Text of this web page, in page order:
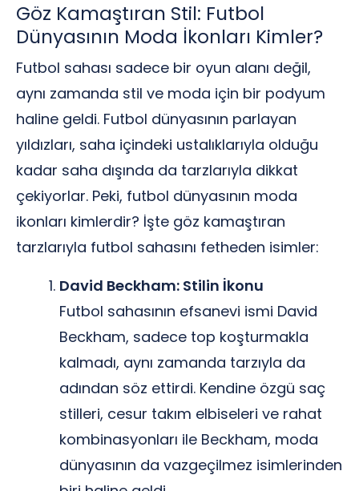
Göz Kamaştıran Stil: Futbol
Dünyasının Moda İkonları Kimler?
Futbol sahası sadece bir oyun alanı değil,
aynı zamanda stil ve moda için bir podyum
haline geldi. Futbol dünyasının parlayan
yıldızları, saha içindeki ustalıklarıyla olduğu
kadar saha dışında da tarzlarıyla dikkat
çekiyorlar. Peki, futbol dünyasının moda
ikonları kimlerdir? İşte göz kamaştıran
tarzlarıyla futbol sahasını fetheden isimler:
David Beckham: Stilin İkonu
Futbol sahasının efsanevi ismi David
Beckham, sadece top koşturmakla
kalmadı, aynı zamanda tarzıyla da
adından söz ettirdi. Kendine özgü saç
stilleri, cesur takım elbiseleri ve rahat
kombinasyonları ile Beckham, moda
dünyasının da vazgeçilmez isimlerinden